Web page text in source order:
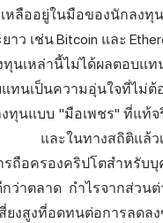
หลืออยู่ในมือของนักลงทุ
าว เช่น Bitcoin และ
เหล่านี้ไม่ได้ผลตอบแท
ทนเป็นความอุ่นใจที่ไม่ต้
ทุนแบบ "มือเพชร" ที่แท้จ
และในทางสถิติแล้วเ
ถือครองคริปโตสำหรับ
ว่าตลาด กำไรจากส่วนต่
ยงสูงที่อดทนต่อการลดล